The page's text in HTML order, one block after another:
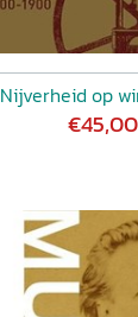
Nijverheid op
€45,00